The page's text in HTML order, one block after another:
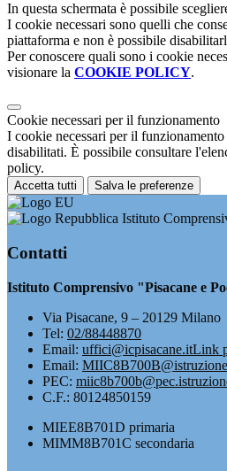
In questa schermata è possibile
I cookie necessari sono quelli che
piattaforma e non è possibile
Per conoscere quali sono i cookie
visionare la COOKIE POLICY.
Cookie necessari per il funzionamento
I cookie necessari per il funzionamento
disabilitati. È possibile consultare
policy.
Accetta tutti Salva le preferenze
Istituto
Contatti
Istituto Comprensivo "Pisacane e
Via Pisacane, 9 – 20129 Milano
Tel: 02/88448870
Email: uffici@icpisacane.itLink
Email:
PEC:
C.F.: 80124850159
MIEE8B701D primaria
MIMM8B701C secondaria